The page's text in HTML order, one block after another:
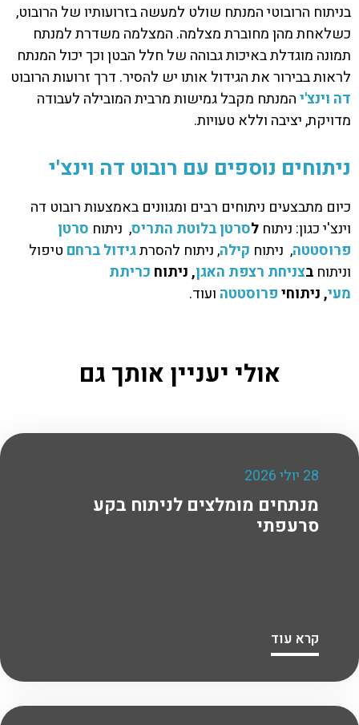
בניתוח הרובוטי המנתח שולט למעשה בזרועותיו של הרובוט,
כשלאחת מהן מחוברת מצלמה. המצלמה משדרת למנתח
תמונה מוגדלת באיכות גבוהה של חלל הבטן וכך יכול המנתח
לראות בבירור את הגידול אותו יש להסיר. דרך זרועות הרובוט
דה וינצ'יהמנתח מקבל גמישות מרבית המובילה לעבודה
מדויקת, יציבה וללא טעויות.
ניתוחים נוספים עם רובוט דה וינצ'י
כיום מתבצעים ניתוחים רבים ומגוונים באמצעות רובוט דה
וינצ'י כגון: ניתוח לסרטן בלוטת התריס, ניתוח סרטן
פרוסטטה, ניתוח קילה, ניתוח להסרתגידול ברחם טיפול
וניתוח בצניחת רצפת האגן,ניתוח כריתת
מעי,ניתוחיפרוסטטה ועוד.
אולי יעניין אותך גם
28 יולי 2026
מנתחים מומלצים לניתוח בקע
סרעפתי
קרא עוד